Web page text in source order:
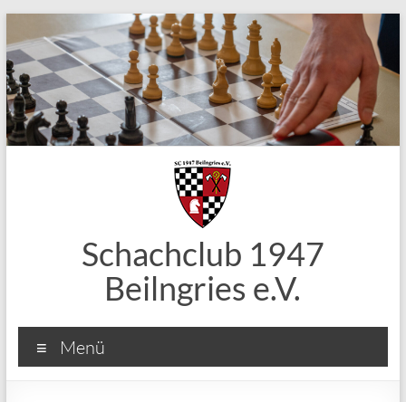
Inhalt
springen
Schachclub 1947
Beilngries e.V.
Menü